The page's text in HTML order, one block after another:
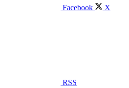
Facebook X
RSS